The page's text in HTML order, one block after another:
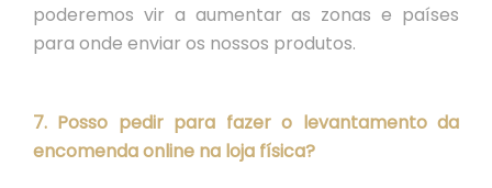
poderemos vir a aumentar as zonas e países
para onde enviar os nossos produtos.
7. Posso pedir para fazer o levantamento da
encomenda online na loja física?